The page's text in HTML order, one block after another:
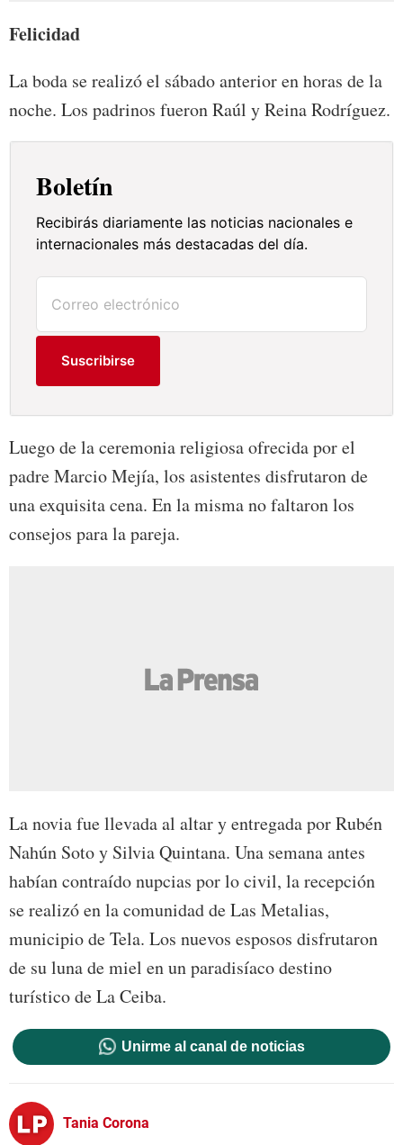
Felicidad
La boda se realizó el sábado anterior en horas de la
noche. Los padrinos fueron Raúl y Reina Rodríguez.
Boletín
Recibirás diariamente las noticias nacionales e
internacionales más destacadas del día.
Suscribirse
Luego de la ceremonia religiosa ofrecida por el
padre Marcio Mejía, los asistentes disfrutaron de
una exquisita cena. En la misma no faltaron los
consejos para la pareja.
La novia fue llevada al altar y entregada por Rubén
Nahún Soto y Silvia Quintana. Una semana antes
habían contraído nupcias por lo civil, la recepción
se realizó en la comunidad de Las Metalias,
municipio de Tela. Los nuevos esposos disfrutaron
de su luna de miel en un paradisíaco destino
turístico de La Ceiba.
Unirme al canal de noticias
Tania Corona